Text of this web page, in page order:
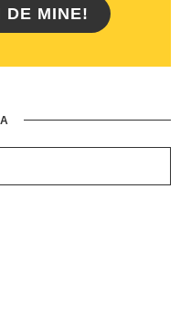
DE MINE!